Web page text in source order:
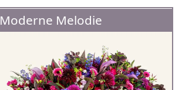
Moderne Melodie